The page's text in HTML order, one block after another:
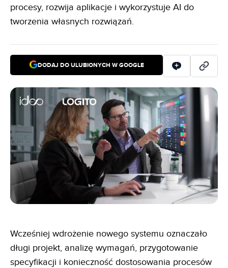
procesy, rozwija aplikacje i wykorzystuje AI do
tworzenia własnych rozwiązań.
DODAJ DO ULUBIONYCH W GOOGLE
Wcześniej wdrożenie nowego systemu oznaczało
długi projekt, analizę wymagań, przygotowanie
specyfikacji i konieczność dostosowania procesów